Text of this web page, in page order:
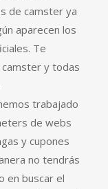
de camster ya
aparecen los
Te
y todas
trabajado
de webs
y cupones
no tendrás
en buscar el